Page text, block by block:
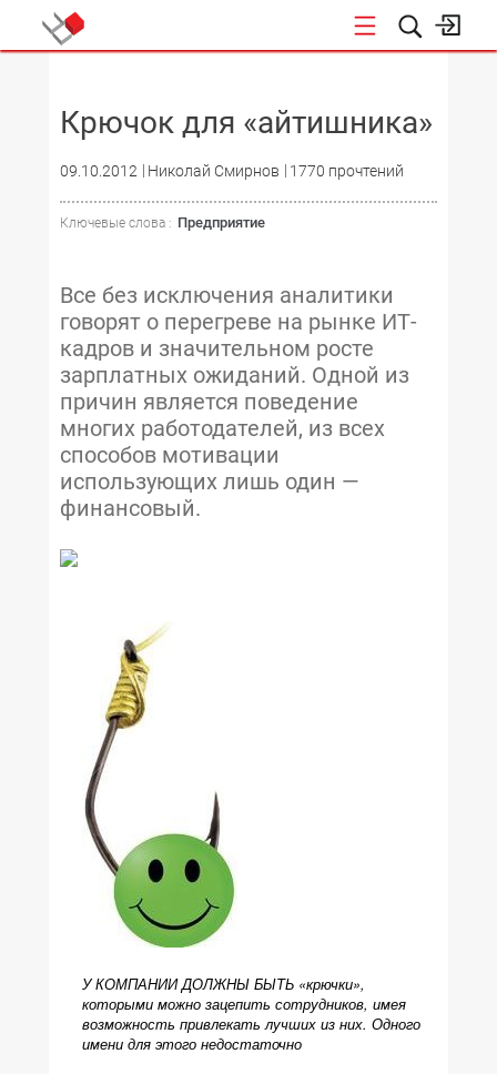
Крючок для «айтишника»
09.10.2012 Николай Смирнов 1770 прочтений
Ключевые слова : Предприятие
Все без исключения аналитики
говорят о перегреве на рынке ИТ-
кадров и значительном росте
зарплатных ожиданий. Одной из
причин является поведение
многих работодателей, из всех
способов мотивации
использующих лишь один —
финансовый.
У КОМПАНИИ ДОЛЖНЫ БЫТЬ «крючки»,
которыми можно зацепить сотрудников, имея
возможность привлекать лучших из них. Одного
имени для этого недостаточно